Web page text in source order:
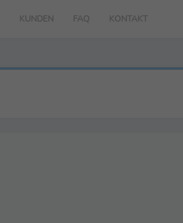
KUNDEN FAQ KONTAKT